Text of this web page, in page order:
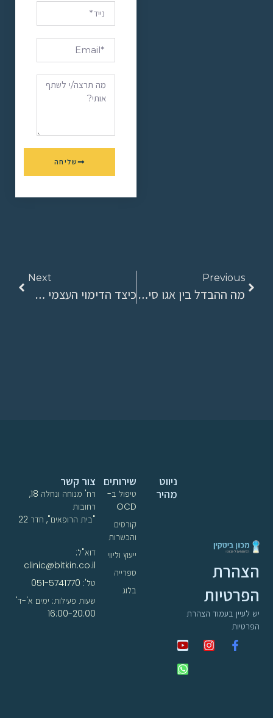
שליחה
Previous
מה ההבדל בין אגו סינטוני לבין אגו דיסטוני?
Next
כיצד הדימוי העצמי שלך קובע את ההצלחה?
הצהרת
הפרטיות
יש לעיין בעמוד הצהרת
הפרטיות
שירותים
טיפול ב-
OCD
קורסים
והכשרות
ייעוץ וליווי
ספרייה
בלוג
ניווט
מהיר
צור קשר
רח' מנוחה ונחלה 18,
רחובות
"בית הרופאים", חדר 22
דוא"ל:
clinic@bitkin.co.il
טל': 051-5741770
שעות פעילות: ימים א'-ד'
16:00-20:00